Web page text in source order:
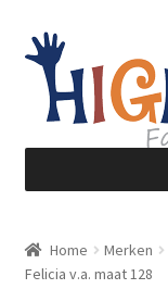
Ga
door
naar
navigatie
Ga
direct
naar
inhoud
Home Merken
Felicia v.a. maat 128